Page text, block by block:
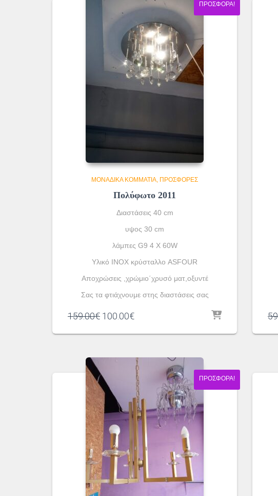
ΠΡΟΣΦΟΡΆ!
ΜΟΝΆΔΙΚΑ ΚΟΜΜΆΤΙΑ ΠΡΟΣΦΟΡΕΣ
Πολύφωτο 2011
Διαστάσεις 40 cm
υψος 30 cm
λάμπες G9 4 X 60W
Υλικό INOX κρύσταλλο ASFOUR
Αποχρώσεις ,χρώμιο΄χρυσό ματ,οξυντέ
Σας τα φτιάχνουμε στης διαστάσεις σας
159.00€ Original
was:
100.00€Η
τιμή
100.00€.
ΠΡΟΣΦΟΡΆ!